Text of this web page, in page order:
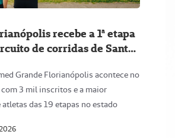
recebe a 1ª etapa
de corridas de Santa
Grande Florianópolis acontece no
3 mil inscritos e a maior
das 19 etapas no estado